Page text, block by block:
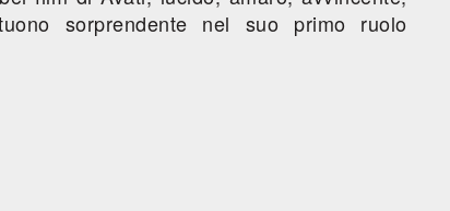
sorprendente nel suo primo ruolo